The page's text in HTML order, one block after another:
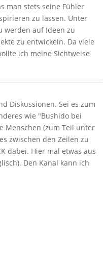
man stets seine Fühler
zu lassen. Unter
werden auf Ideen zu
zu entwickeln. Da viele
ich meine Sichtweise
Diskussionen. Sei es zum
wie "Bushido bei
Menschen (zum Teil unter
zwischen den Zeilen zu
dabei. Hier mal etwas aus
Den Kanal kann ich